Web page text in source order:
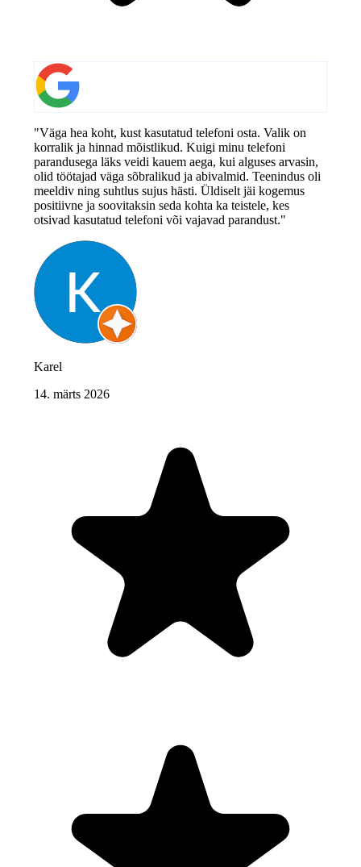
"Väga hea koht, kust kasutatud telefoni osta. Valik on
korralik ja hinnad mõistlikud. Kuigi minu telefoni
parandusega läks veidi kauem aega, kui alguses arvasin,
olid töötajad väga sõbralikud ja abivalmid. Teenindus oli
meeldiv ning suhtlus sujus hästi. Üldiselt jäi kogemus
positiivne ja soovitaksin seda kohta ka teistele, kes
otsivad kasutatud telefoni või vajavad parandust."
Karel
14. märts 2026